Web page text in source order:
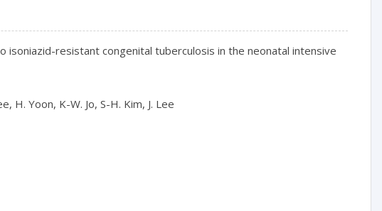
resistant congenital tuberculosis in the neonatal intensive
H. Yoon, K-W. Jo, S-H. Kim, J. Lee